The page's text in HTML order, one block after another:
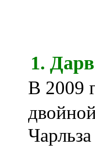
1.
В 2009